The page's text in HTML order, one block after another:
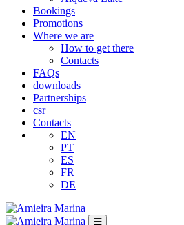
Bookings
Promotions
Where we are
How to get there
Contacts
FAQs
downloads
Partnerships
csr
Contacts
EN
PT
ES
FR
DE